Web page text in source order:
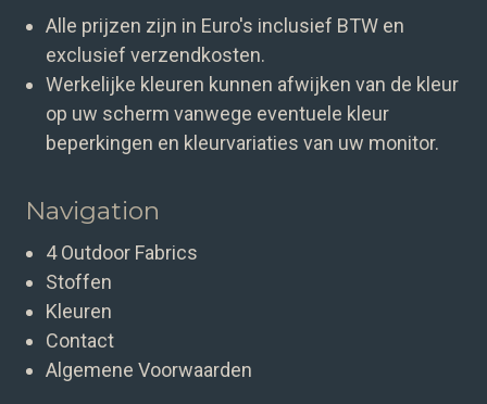
Alle prijzen zijn in Euro's inclusief BTW en
exclusief verzendkosten.
Werkelijke kleuren kunnen afwijken van de kleur
op uw scherm vanwege eventuele kleur
beperkingen en kleurvariaties van uw monitor.
Navigation
4 Outdoor Fabrics
Stoffen
Kleuren
Contact
Algemene Voorwaarden